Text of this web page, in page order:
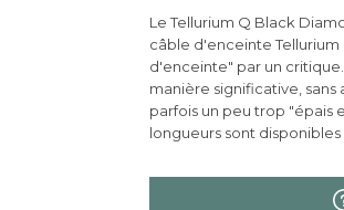
Le Tellurium Q Black
câble d'enceinte
d'enceinte" par un
manière significative,
parfois un peu trop "épais
longueurs sont disponibles